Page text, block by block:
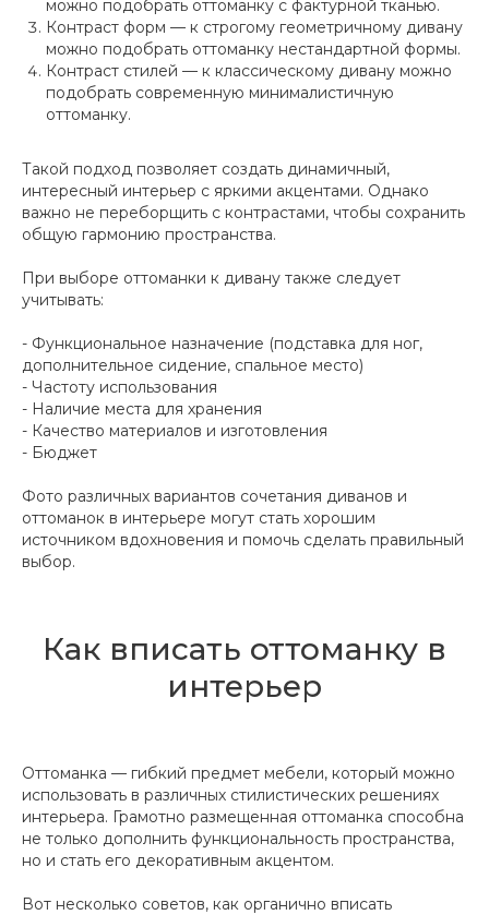
можно подобрать оттоманку с фактурной тканью.
Контраст форм — к строгому геометричному дивану
можно подобрать оттоманку нестандартной формы.
Контраст стилей — к классическому дивану можно
подобрать современную минималистичную
оттоманку.
Такой подход позволяет создать динамичный,
интересный интерьер с яркими акцентами. Однако
важно не переборщить с контрастами, чтобы сохранить
общую гармонию пространства.
При выборе оттоманки к дивану также следует
учитывать:
- Функциональное назначение (подставка для ног,
дополнительное сидение, спальное место)
- Частоту использования
- Наличие места для хранения
- Качество материалов и изготовления
- Бюджет
Фото различных вариантов сочетания диванов и
оттоманок в интерьере могут стать хорошим
источником вдохновения и помочь сделать правильный
выбор.
Как вписать оттоманку в
интерьер
Оттоманка — гибкий предмет мебели, который можно
использовать в различных стилистических решениях
интерьера. Грамотно размещенная оттоманка способна
не только дополнить функциональность пространства,
но и стать его декоративным акцентом.
Вот несколько советов, как органично вписать